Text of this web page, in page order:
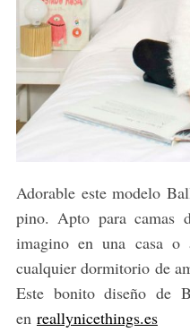
Adorable este modelo
pino. Apto para
imagino en una casa o
cualquier dormitorio de
Este bonito diseño de
en reallynicethings.es